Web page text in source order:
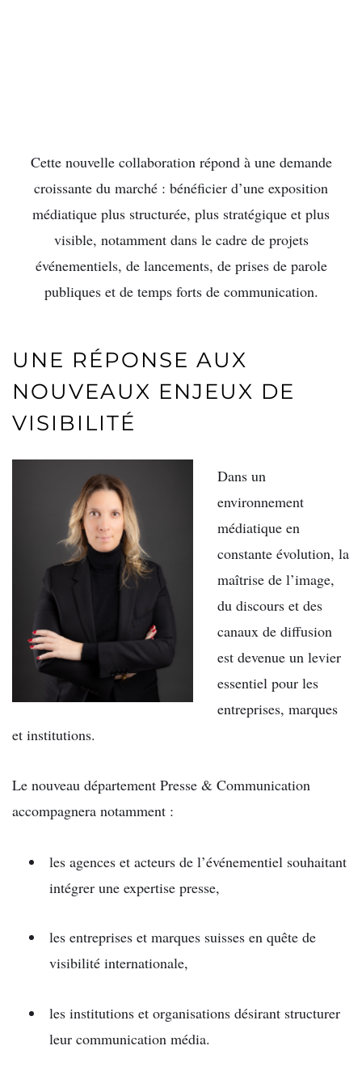
Cette nouvelle collaboration répond à une demande
croissante du marché : bénéficier d’une exposition
médiatique plus structurée, plus stratégique et plus
visible, notamment dans le cadre de projets
événementiels, de lancements, de prises de parole
publiques et de temps forts de communication.
UNE RÉPONSE AUX
NOUVEAUX ENJEUX DE
VISIBILITÉ
Dans un
environnement
médiatique en
constante évolution, la
maîtrise de l’image,
du discours et des
canaux de diffusion
est devenue un levier
essentiel pour les
entreprises, marques
et institutions.
Le nouveau département Presse & Communication
accompagnera notamment :
les agences et acteurs de l’événementiel souhaitant
intégrer une expertise presse,
les entreprises et marques suisses en quête de
visibilité internationale,
les institutions et organisations désirant structurer
leur communication média.